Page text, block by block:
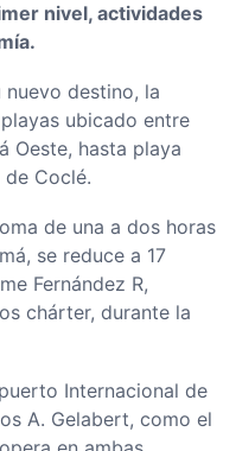
nivel, actividades
nuevo destino, la
ubicado entre
Oeste, hasta playa
de Coclé.
de una a dos horas
se reduce a 17
Fernández R,
chárter, durante la
Internacional de
A. Gelabert, como el